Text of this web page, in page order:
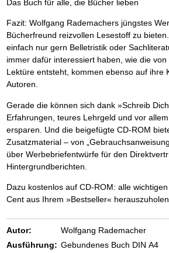
Das Buch für alle, die Bücher lieben
Fazit: Wolfgang Rademachers jüngstes
Bücherfreund reizvollen Lesestoff zu
einfach nur gern Belletristik oder
immer dafür interessiert haben, wie die
Lektüre entsteht, kommen ebenso auf ihre
Autoren.
Gerade die können sich dank »Schreib
Erfahrungen, teures Lehrgeld und vor
ersparen. Und die beigefügte CD-ROM
Zusatzmaterial – von
über Werbebriefentwürfe für den
Hintergrundberichten.
Dazu kostenlos auf CD-ROM: alle
Cent aus Ihrem »Bestseller« herauszuholen.
Autor:
Wolfgang Rademacher
Ausführung: Gebundenes Buch DIN A4